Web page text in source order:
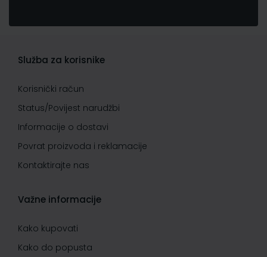
Služba za korisnike
Korisnički račun
Status/Povijest narudžbi
Informacije o dostavi
Povrat proizvoda i reklamacije
Kontaktirajte nas
Važne informacije
Kako kupovati
Kako do popusta